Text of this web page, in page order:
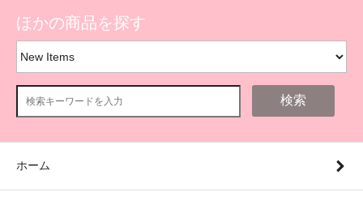
ほかの商品を探す
検索
ホーム